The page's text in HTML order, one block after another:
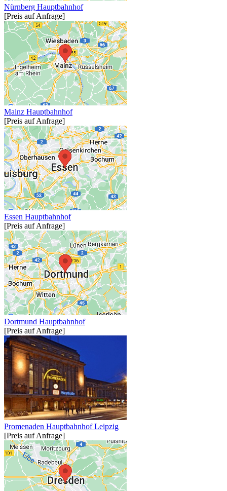
Nürnberg Hauptbahnhof
[Preis auf Anfrage]
Mainz Hauptbahnhof
[Preis auf Anfrage]
Essen Hauptbahnhof
[Preis auf Anfrage]
Dortmund Hauptbahnhof
[Preis auf Anfrage]
Promenaden Hauptbahnhof Leipzig
[Preis auf Anfrage]